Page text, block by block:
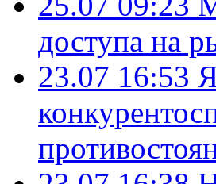
доступа на
23.07 16:53